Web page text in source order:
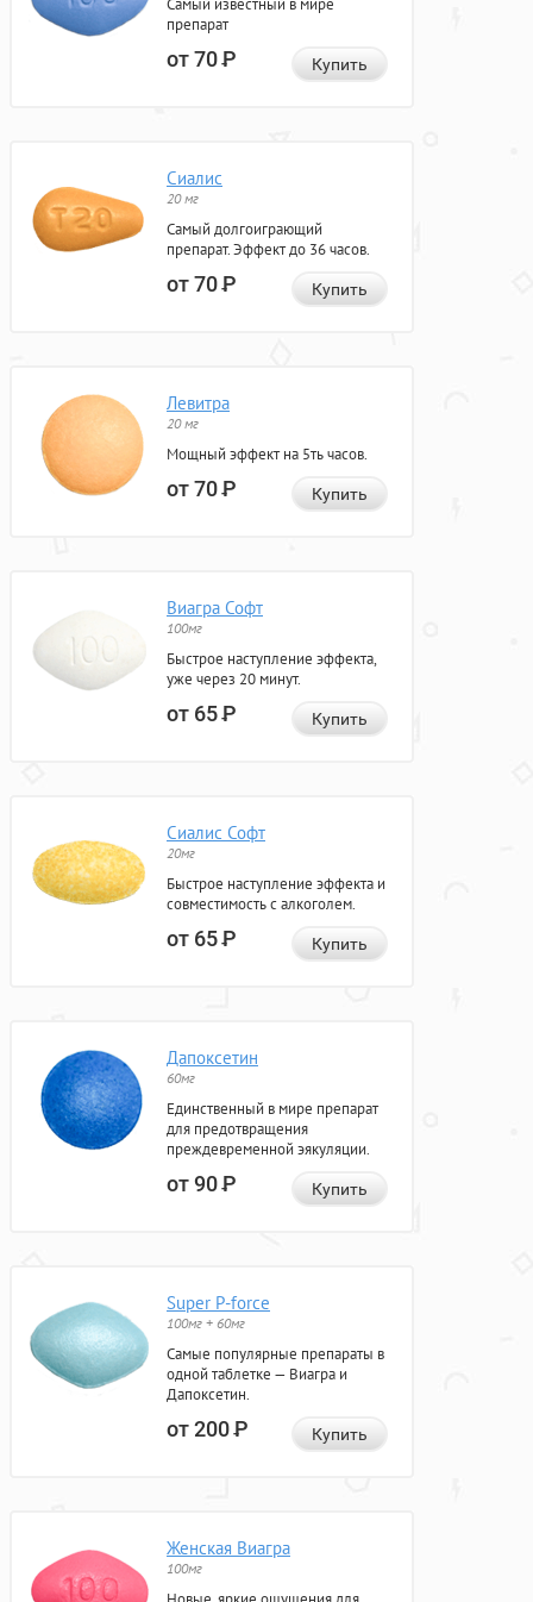
Самый известный в мире
препарат
от 70Р Купить
Сиалис
20 мг
Самый долгоиграющий
препарат. Эффект до 36 часов.
от 70Р Купить
Левитра
20 мг
Мощный эффект на 5ть часов.
от 70Р Купить
Виагра Софт
100мг
Быстрое наступление эффекта,
уже через 20 минут.
от 65Р Купить
Сиалис Софт
20мг
Быстрое наступление эффекта и
совместимость с алкоголем.
от 65Р Купить
Дапоксетин
60мг
Единственный в мире препарат
для предотвращения
преждевременной эякуляции.
от 90Р Купить
Super P-force
100мг + 60мг
Самые популярные препараты в
одной таблетке — Виагра и
Дапоксетин.
от 200Р Купить
Женская Виагра
100мг